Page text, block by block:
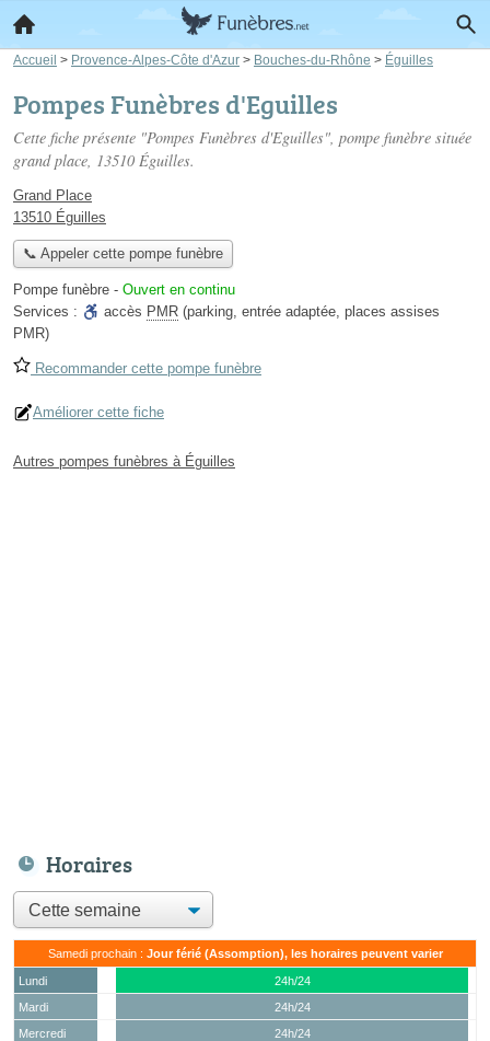
Accueil > Provence-Alpes-Côte d'Azur > Bouches-du-Rhône > Éguilles
Pompes Funèbres d'Eguilles
Cette fiche présente "Pompes Funèbres d'Eguilles", pompe funèbre située
grand place, 13510 Éguilles.
Grand Place
13510 Éguilles
📞 Appeler cette pompe funèbre
Pompe funèbre - Ouvert en continu
Services :
accès PMR (parking, entrée adaptée, places assises
PMR)
Recommander cette pompe funèbre
Améliorer cette fiche
Autres pompes funèbres à Éguilles
Horaires
Samedi prochain : Jour férié (Assomption), les horaires peuvent varier
Lundi
24h/24
Mardi
24h/24
Mercredi
24h/24